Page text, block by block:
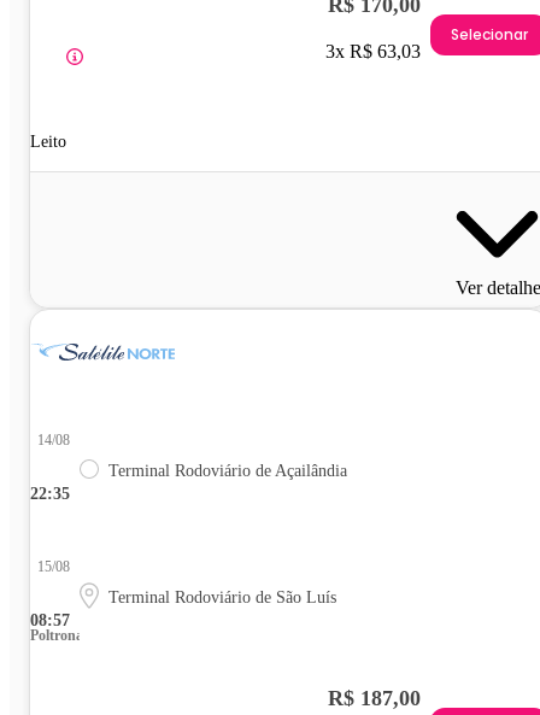
Leito
3x R$ 63,03
Selecionar
Ver
22:35
14/08
Terminal Rodoviário de Açailândia
08:57
15/08
Terminal Rodoviário de São Luís
Poltrona
R$ 187,00